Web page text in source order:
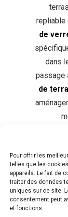
Pour offrir les
telles que les
appareils. Le fait de
traiter des données
uniques sur ce site.
consentement peut
et fonctions.
repliable
de
dans
passage
de